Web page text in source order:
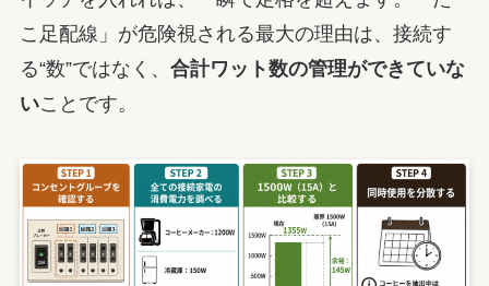
こ足配線」が危険視される最大の理由は、接続す
る“数”ではなく、 合計ワット数の管理ができていな
いことです。